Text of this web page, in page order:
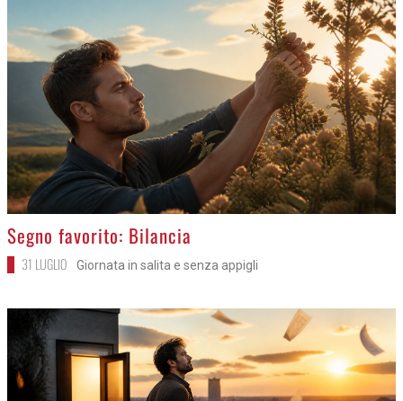
>
Segno favorito: Bilancia
31 LUGLIO Giornata in salita e senza appigli